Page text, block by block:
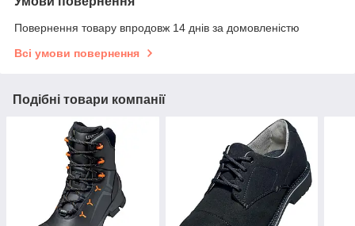
Повернення товару впродовж 14 днів за домовленістю
Всі умови повернення
Подібні товари компанії